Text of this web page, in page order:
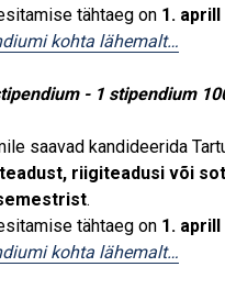
tähtaeg on 1. aprill
kohta lähemalt…
- 1 stipendium
saavad kandideerida
riigiteadusi või
.
tähtaeg on 1. aprill
kohta lähemalt…